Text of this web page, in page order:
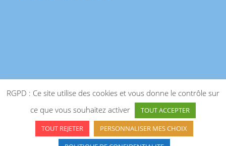
RGPD : Ce site utilise des cookies et vous donne le contrôle sur
ce que vous souhaitez activer
TOUT ACCEPTER
TOUT REJETER
PERSONNALISER MES CHOIX